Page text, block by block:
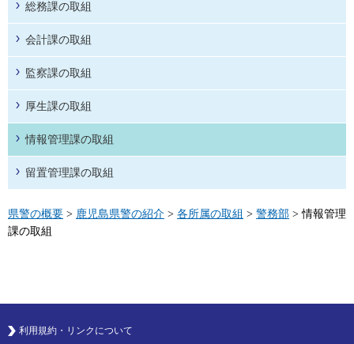
総務課の取組
会計課の取組
監察課の取組
厚生課の取組
情報管理課の取組
留置管理課の取組
県警の概要 > 鹿児島県警の紹介 > 各所属の取組 > 警務部 > 情報管理
課の取組
利用規約・リンクについて